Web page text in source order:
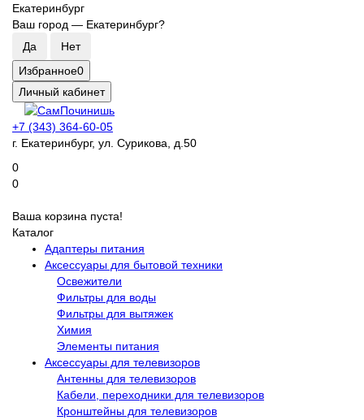
Екатеринбург
Ваш город — Екатеринбург?
Избранное0
Личный кабинет
+7 (343) 364-60-05
г. Екатеринбург, ул. Сурикова, д.50
0
0
Ваша корзина пуста!
Каталог
Адаптеры питания
Аксессуары для бытовой техники
Освежители
Фильтры для воды
Фильтры для вытяжек
Химия
Элементы питания
Аксессуары для телевизоров
Антенны для телевизоров
Кабели, переходники для телевизоров
Кронштейны для телевизоров